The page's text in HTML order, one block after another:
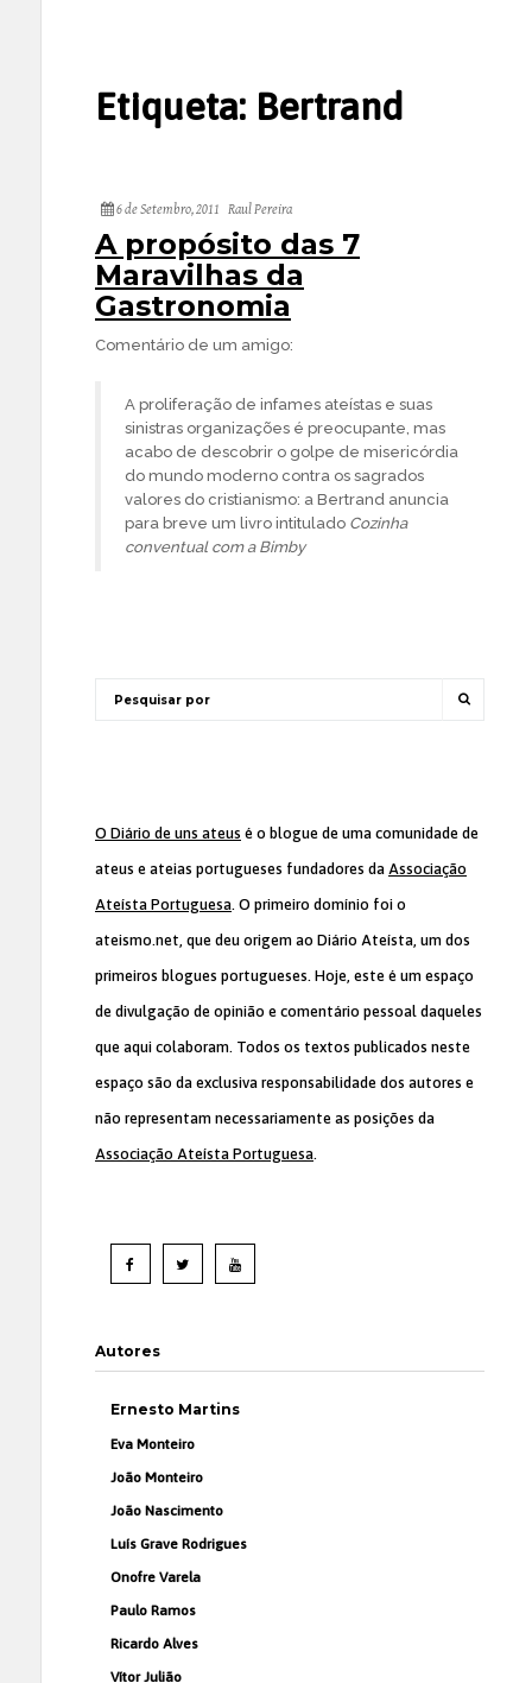
Etiqueta: Bertrand
6 de Setembro, 2011 Raul Pereira
A propósito das 7
Maravilhas da
Gastronomia
Comentário de um amigo:
A proliferação de infames ateístas e suas
sinistras organizações é preocupante, mas
acabo de descobrir o golpe de misericórdia
do mundo moderno contra os sagrados
valores do cristianismo: a Bertrand anuncia
para breve um livro intitulado Cozinha
conventual com a Bimby
O Diário de uns ateus é o blogue de uma comunidade de
ateus e ateias portugueses fundadores da Associação
Ateísta Portuguesa. O primeiro domínio foi o
ateismo.net, que deu origem ao Diário Ateísta, um dos
primeiros blogues portugueses. Hoje, este é um espaço
de divulgação de opinião e comentário pessoal daqueles
que aqui colaboram. Todos os textos publicados neste
espaço são da exclusiva responsabilidade dos autores e
não representam necessariamente as posições da
Associação Ateísta Portuguesa.
Autores
Ernesto Martins
Eva Monteiro
João Monteiro
João Nascimento
Luís Grave Rodrigues
Onofre Varela
Paulo Ramos
Ricardo Alves
Vítor Julião